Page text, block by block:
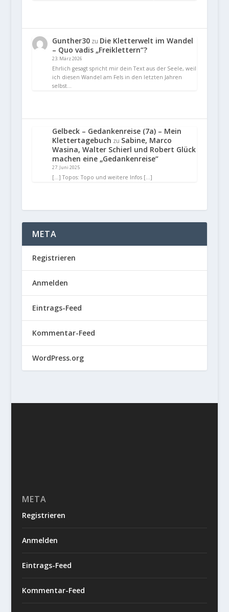
Gunther30zu Die Kletterwelt im Wandel
– Quo vadis „Freiklettern“?
23. März 2026
Ehrlich gesagt spricht mir dein Text aus der Seele, weil
ich diesen Wandel am Fels in den letzten Jahren
selbst…
Gelbeck – Gedankenreise (7a) – Mein
Klettertagebuch zu Sabine, Marco
Wasina, Walter Schierl und Robert Glück
machen eine „Gedankenreise“
27. Juni 2025
[…] Topos: Topo und weitere Infos […]
META
Registrieren
Anmelden
Eintrags-Feed
Kommentar-Feed
WordPress.org
META
Registrieren
Anmelden
Eintrags-Feed
Kommentar-Feed